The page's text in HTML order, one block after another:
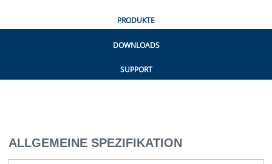
PRODUKTE
DOWNLOADS
SUPPORT
ALLGEMEINE SPEZIFIKATION